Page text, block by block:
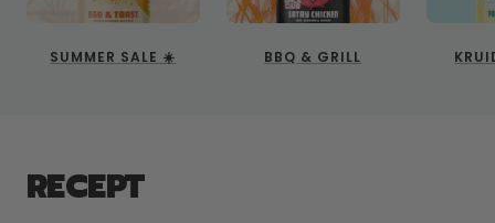
SUMMER SALE ☀️ BBQ & GRILL
RECEPT